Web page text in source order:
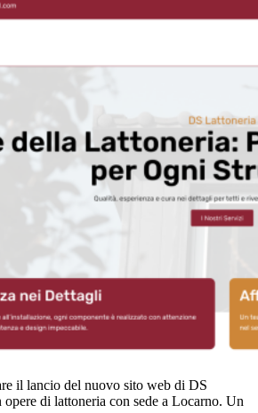
il lancio del nuovo sito web di DS
di lattoneria con sede a Locarno. Un